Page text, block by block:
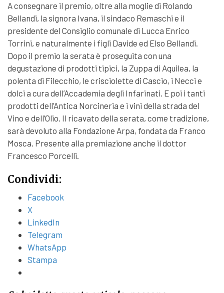
A consegnare il premio, oltre alla moglie di Rolando
Bellandi, la signora Ivana, il sindaco Remaschi e il
presidente del Consiglio comunale di Lucca Enrico
Torrini, e naturalmente i figli Davide ed Elso Bellandi.
Dopo il premio la serata è proseguita con una
degustazione di prodotti tipici, la Zuppa di Aquilea, la
polenta di Filecchio, le crisciolette di Cascio, i Necci e
dolci a cura dell’Accademia degli Infarinati. E poi i tanti
prodotti dell’Antica Norcineria e i vini della strada del
Vino e dell’Olio. Il ricavato della serata, come tradizione,
sarà devoluto alla Fondazione Arpa, fondata da Franco
Mosca. Presente alla premiazione anche il dottor
Francesco Porcelli.
Condividi:
Facebook
X
LinkedIn
Telegram
WhatsApp
Stampa